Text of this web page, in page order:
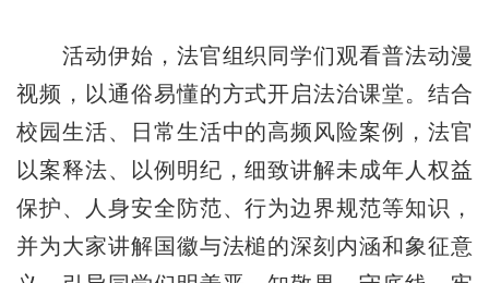
活动伊始，法官组织同学们观看普法动漫
视频，以通俗易懂的方式开启法治课堂。结合
校园生活、日常生活中的高频风险案例，法官
以案释法、以例明纪，细致讲解未成年人权益
保护、人身安全防范、行为边界规范等知识，
并为大家讲解国徽与法槌的深刻内涵和象征意